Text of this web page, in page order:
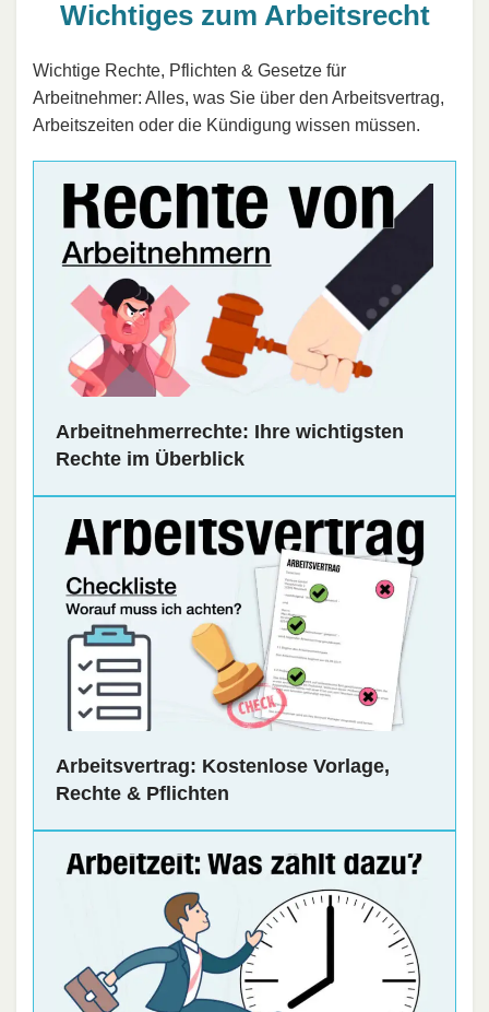
Wichtiges zum Arbeitsrecht
Wichtige Rechte, Pflichten & Gesetze für
Arbeitnehmer: Alles, was Sie über den Arbeitsvertrag,
Arbeitszeiten oder die Kündigung wissen müssen.
Arbeitnehmerrechte: Ihre wichtigsten
Rechte im Überblick
Arbeitsvertrag: Kostenlose Vorlage,
Rechte & Pflichten